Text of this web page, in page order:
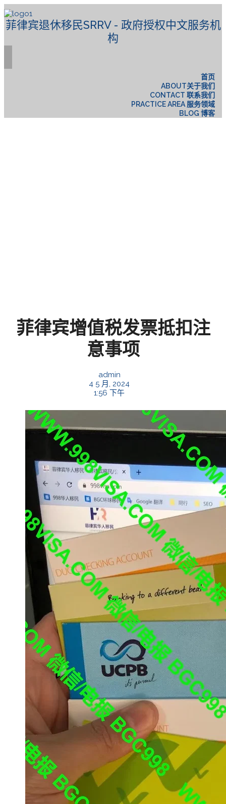
菲律宾退休移民SRRV - 政府授权中文服务机
构
首页
ABOUT关于我们
CONTACT 联系我们
PRACTICE AREA 服务领域
BLOG 博客
菲律宾增值税发票抵扣注
意事项
admin
4 5 月, 2024
1:56 下午